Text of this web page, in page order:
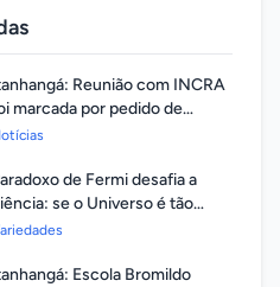
Reunião com INCRA
marcada por pedido de
pela população
de Fermi desafia a
se o Universo é tão
por que ninguém
Escola Bromildo